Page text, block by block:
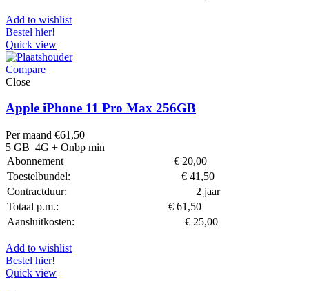
Add to wishlist
Bestel hier!
Quick view
Compare
Close
Apple iPhone 11 Pro Max 256GB
Per maand €61,50
5 GB 4G + Onbp min
Abonnement
€ 20,00
Toestelbundel:
€ 41,50
Contractduur:
2 jaar
Totaal p.m.:
€ 61,50
Aansluitkosten:
€ 25,00
Add to wishlist
Bestel hier!
Quick view